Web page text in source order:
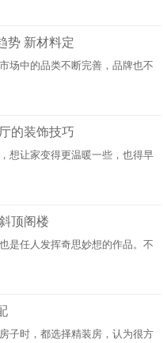
势 新材料定
场中的品类不断完善，品牌也不
的装饰技巧
想让家变得更温暖一些，也得早
顶阁楼
是任人发挥奇思妙想的作品。不
子时，都选择精装房，认为很方